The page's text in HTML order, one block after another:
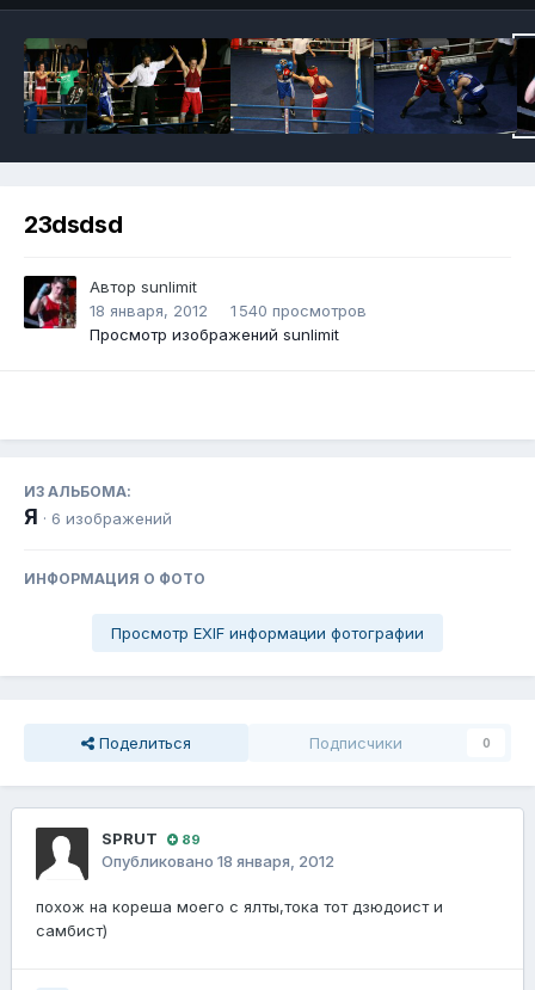
23dsdsd
Автор sunlimit
18 января, 2012
1 540 просмотров
Просмотр изображений sunlimit
ИЗ АЛЬБОМА:
Я · 6 изображений
ИНФОРМАЦИЯ О ФОТО
Просмотр EXIF информации фотографии
Поделиться Подписчики 0
SPRUT 89
Опубликовано 18 января, 2012
похож на кореша моего с ялты,тока тот дзюдоист и
самбист)